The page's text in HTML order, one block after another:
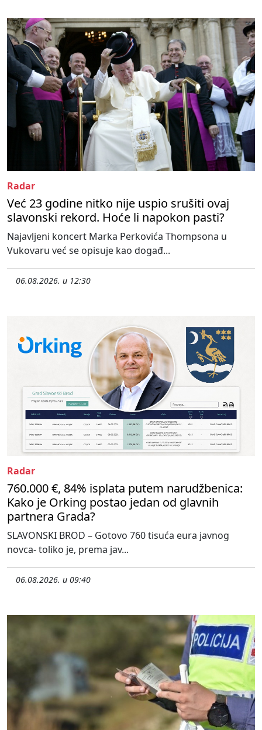
Radar
Već 23 godine nitko nije uspio srušiti ovaj
slavonski rekord. Hoće li napokon pasti?
Najavljeni koncert Marka Perkovića Thompsona u
Vukovaru već se opisuje kao događ...
06.08.2026. u 12:30
Radar
760.000 €, 84% isplata putem narudžbenica:
Kako je Orking postao jedan od glavnih
partnera Grada?
SLAVONSKI BROD – Gotovo 760 tisuća eura javnog
novca- toliko je, prema jav...
06.08.2026. u 09:40